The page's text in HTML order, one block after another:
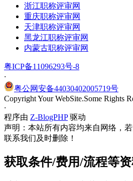
浙江职称评审网
重庆职称评审网
天津职称评审网
黑龙江职称评审网
内蒙古职称评审网
粤ICP备11096293号-8
·
粤公网安备44030402005719号
Copyright Your WebSite.Some Rights
·
程序由 Z-BlogPHP驱动
声明：本站所有内容均来自网络，
联系我们及时删除！
获取条件/费用/流程等